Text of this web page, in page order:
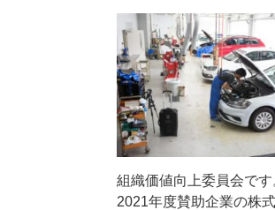
組織価値向上委員会です
2021年度賛助企業の株